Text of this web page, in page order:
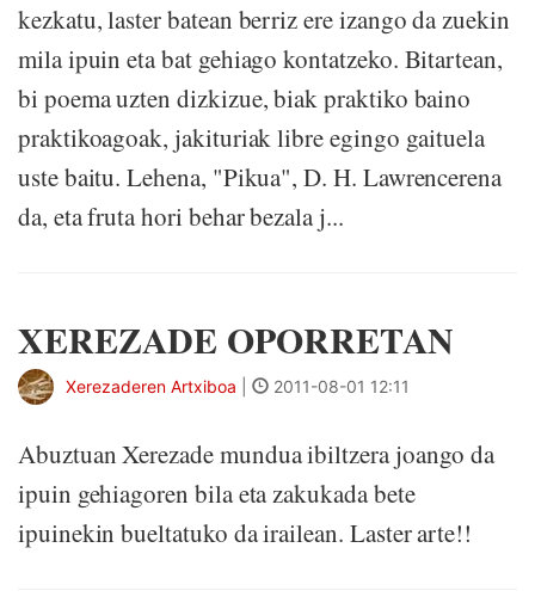
kezkatu, laster batean berriz ere izango da zuekin
mila ipuin eta bat gehiago kontatzeko. Bitartean,
bi poema uzten dizkizue, biak praktiko baino
praktikoagoak, jakituriak libre egingo gaituela
uste baitu. Lehena, "Pikua", D. H. Lawrencerena
da, eta fruta hori behar bezala j...
XEREZADE OPORRETAN
Xerezaderen Artxiboa 2011-08-01 12:11
Abuztuan Xerezade mundua ibiltzera joango da
ipuin gehiagoren bila eta zakukada bete
ipuinekin bueltatuko da irailean. Laster arte!!